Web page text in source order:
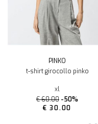
PINKO
t-shirt girocollo pinko
xl
€ 60.00 -50%
€ 30.00